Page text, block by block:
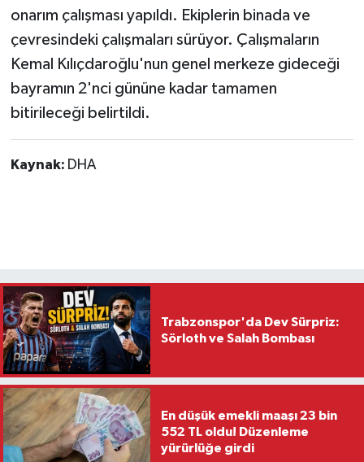
onarım çalışması yapıldı. Ekiplerin binada ve
çevresindeki çalışmaları sürüyor. Çalışmaların
Kemal Kılıçdaroğlu'nun genel merkeze gideceği
bayramın 2'nci gününe kadar tamamen
bitirileceği belirtildi.
Kaynak: DHA
Trabzonspor'da Dev Sürpriz:
Sörloth ve Salah Bombası
En düşük emekli maaşı 23 bin
552 TL oldu! Düzenleme
yürürlüğe girdi